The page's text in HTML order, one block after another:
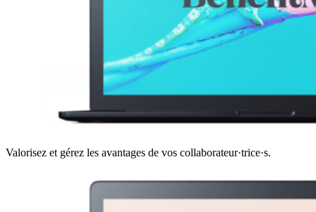
Valorisez et gérez les avantages de vos collaborateur·trice·s.